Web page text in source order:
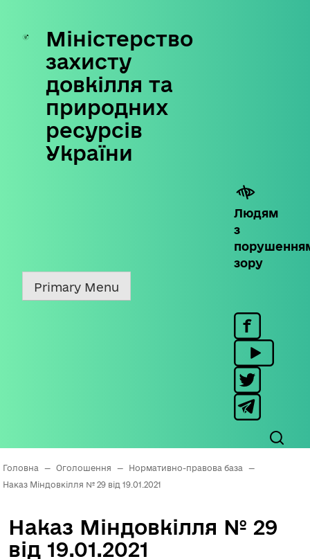
Skip
content
Міністерство
захисту
довкілля та
природних
ресурсів
України
Людям
з
зору
Primary Menu
Головна — Оголошення — Нормативно-правова база
—
Наказ Міндовкілля № 29 від 19.01.2021
Наказ Міндовкілля № 29
від 19.01.2021